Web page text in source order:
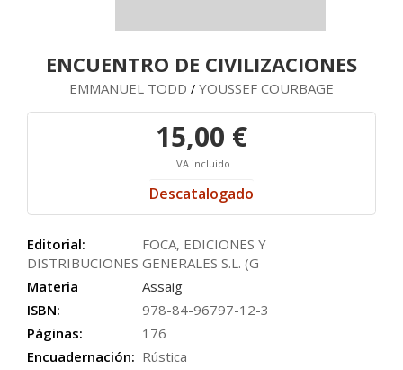
ENCUENTRO DE CIVILIZACIONES
EMMANUEL TODD / YOUSSEF COURBAGE
15,00 €
IVA incluido
Descatalogado
Editorial:
FOCA, EDICIONES Y
DISTRIBUCIONES GENERALES S.L. (G
Materia
Assaig
ISBN:
978-84-96797-12-3
Páginas:
176
Encuadernación: Rústica